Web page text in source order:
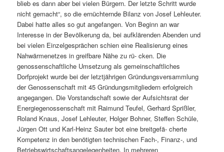
blieb es dann aber bei vielen Bürgern. Der letzte Schritt wurde
nicht gemacht“, so die ernüchternde Bilanz von Josef Lehleuter.
Dabei hatte alles so gut angefangen. Von Beginn an war
Interesse in der Bevölkerung da, bei aufklärenden Abenden und
bei vielen Einzelgesprächen schien eine Realisierung eines
Nahwärmenetzes in greifbare Nähe zu rü- cken. Die
genossenschaftliche Umsetzung als gemeinschaftliches
Dorfprojekt wurde bei der letztjährigen Gründungsversammlung
der Genossenschaft mit 45 Gründungsmitgliedern erfolgreich
angegangen. Die Vorstandschaft sowie der Aufsichtsrat der
Energiegenossenschaft mit Raimund Teufel, Gerhard Sprißler,
Roland Knaus, Josef Lehleuter, Holger Bohner, Steffen Schüle,
Jürgen Ott und Karl-Heinz Sauter bot eine breitgefä- cherte
Kompetenz in den benötigten technischen Fach-, Finanz-, und
Betriebswirtschaftsangelegenheiten. In mehreren